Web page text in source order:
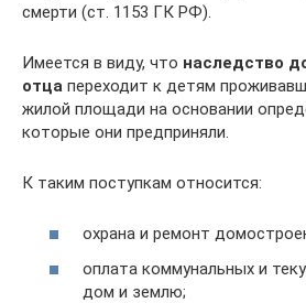
смерти (ст. 1153 ГК РФ).
Имеется в виду, что наследство
отца переходит к детям
жилой площади на основании
которые они предприняли.
К таким поступкам относится:
охрана и ремонт
оплата коммунальных и
дом и землю;